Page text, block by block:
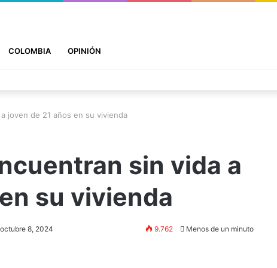
COLOMBIA OPINIÓN
joven de 21 años en su vivienda
sin vida a
su vivienda
octubre 8, 2024 9.762 Menos de un minuto